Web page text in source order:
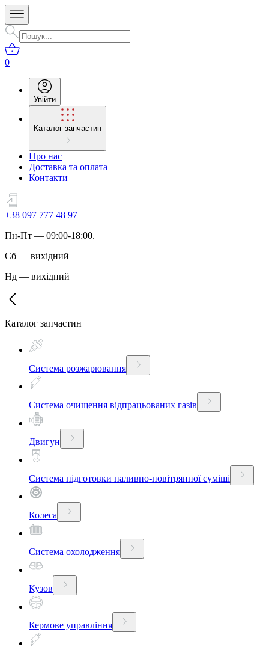
0
Увійти
Каталог запчастин
Про нас
Доставка та оплата
Контакти
+38 097 777 48 97
Пн-Пт — 09:00-18:00.
Сб — вихідний
Нд — вихідний
Каталог запчастин
Система розжарювання
Система очищення відпрацьованих газів
Двигун
Система підготовки паливно-повітрянної суміші
Колеса
Система охолодження
Кузов
Кермове управління